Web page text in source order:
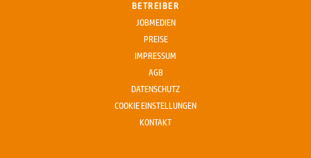
BETREIBER
JOBMEDIEN
PREISE
IMPRESSUM
AGB
DATENSCHUTZ
COOKIE EINSTELLUNGEN
KONTAKT